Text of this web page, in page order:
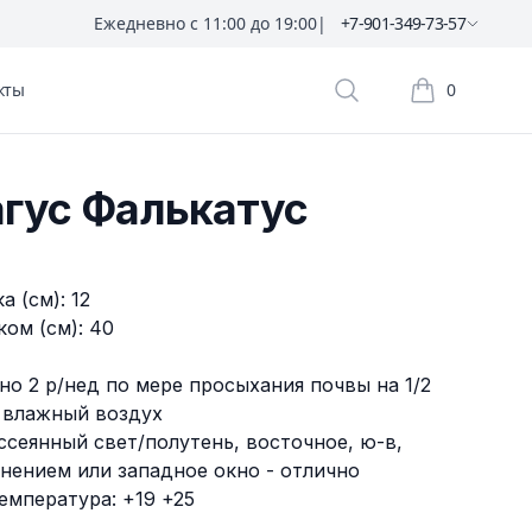
Ежедневно с 11:00 до 19:00| +7-901-349-73-57
Поиск растений
0
Корзина
Фалькатус
(см): 12
(см): 40
2 р/нед по мере просыхания почвы на 1/2
воздух
свет/полутень, восточное, ю-в,
или западное окно - отлично
+19 +25